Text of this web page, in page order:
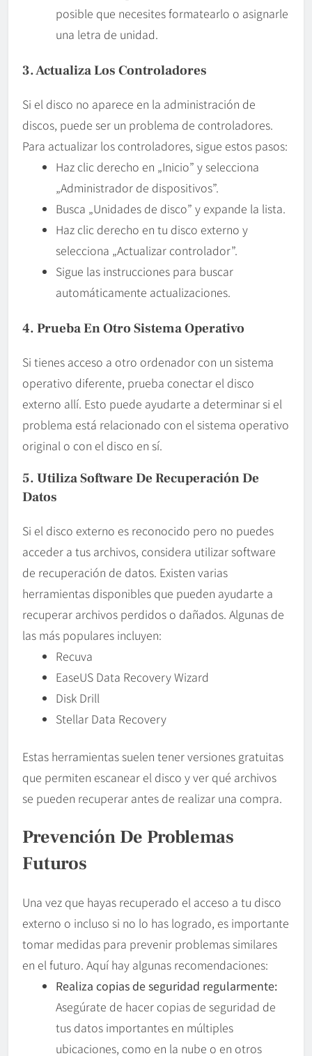
posible que necesites formatearlo o asignarle
una letra de unidad.
3. Actualiza Los Controladores
Si el disco no aparece en la administración de
discos, puede ser un problema de controladores.
Para actualizar los controladores, sigue estos pasos:
Haz clic derecho en „Inicio” y selecciona
„Administrador de dispositivos”.
Busca „Unidades de disco” y expande la lista.
Haz clic derecho en tu disco externo y
selecciona „Actualizar controlador”.
Sigue las instrucciones para buscar
automáticamente actualizaciones.
4. Prueba En Otro Sistema Operativo
Si tienes acceso a otro ordenador con un sistema
operativo diferente, prueba conectar el disco
externo allí. Esto puede ayudarte a determinar si el
problema está relacionado con el sistema operativo
original o con el disco en sí.
5. Utiliza Software De Recuperación De
Datos
Si el disco externo es reconocido pero no puedes
acceder a tus archivos, considera utilizar software
de recuperación de datos. Existen varias
herramientas disponibles que pueden ayudarte a
recuperar archivos perdidos o dañados. Algunas de
las más populares incluyen:
Recuva
EaseUS Data Recovery Wizard
Disk Drill
Stellar Data Recovery
Estas herramientas suelen tener versiones gratuitas
que permiten escanear el disco y ver qué archivos
se pueden recuperar antes de realizar una compra.
Prevención De Problemas
Futuros
Una vez que hayas recuperado el acceso a tu disco
externo o incluso si no lo has logrado, es importante
tomar medidas para prevenir problemas similares
en el futuro. Aquí hay algunas recomendaciones:
Realiza copias de seguridad regularmente:
Asegúrate de hacer copias de seguridad de
tus datos importantes en múltiples
ubicaciones, como en la nube o en otros